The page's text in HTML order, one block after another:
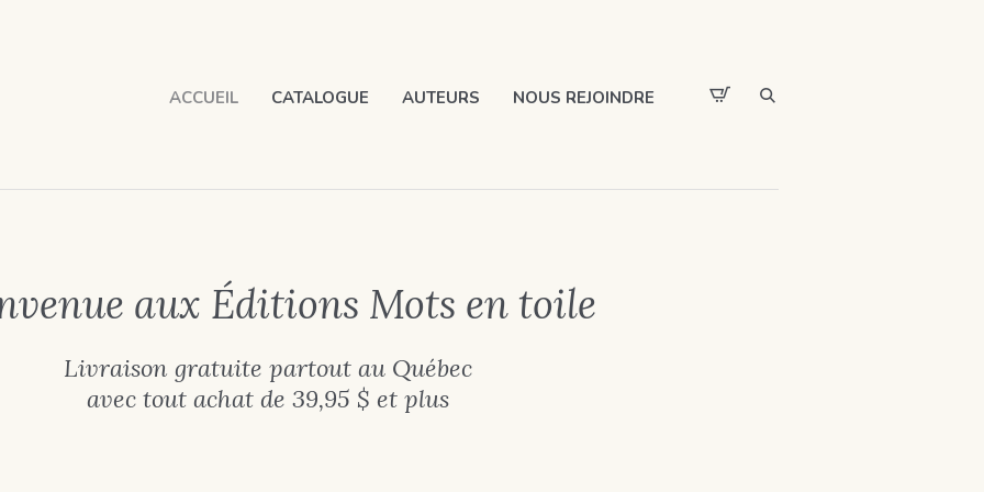
ACCUEIL CATALOGUE AUTEURS NOUS REJOINDRE
aux Éditions Mots en toile
Livraison gratuite partout au Québec
avec tout achat de 39,95 $ et plus